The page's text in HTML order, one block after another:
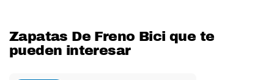
Zapatas De Freno Bici que te
pueden interesar